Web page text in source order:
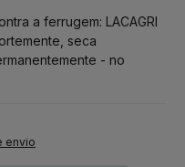
a ferrugem: LACAGRI
seca
- no
envio